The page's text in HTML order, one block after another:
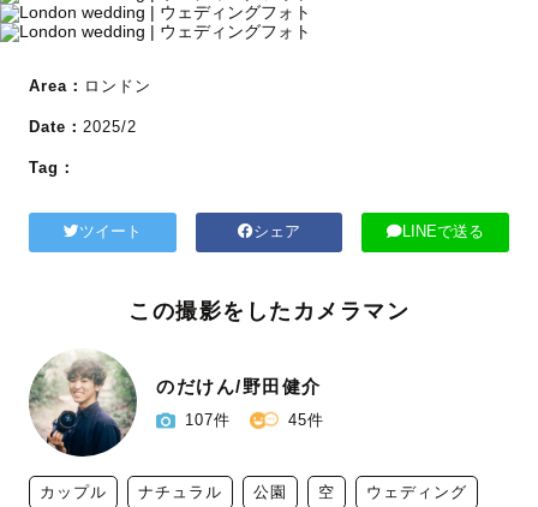
Area： ロンドン
Date： 2025/2
Tag：
ツイート シェア LINEで送る
この撮影をしたカメラマン
のだけん/野田健介
107件 45件
カップル ナチュラル 公園 空 ウェディング